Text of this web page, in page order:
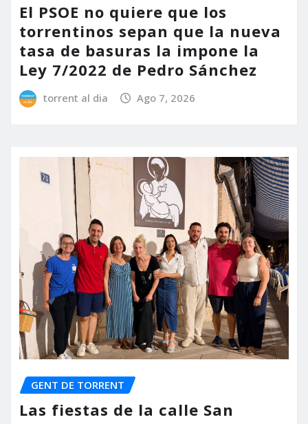
El PSOE no quiere que los
torrentinos sepan que la nueva
tasa de basuras la impone la
Ley 7/2022 de Pedro Sánchez
torrent al dia Ago 7, 2026
GENT DE TORRENT
Las fiestas de la calle San